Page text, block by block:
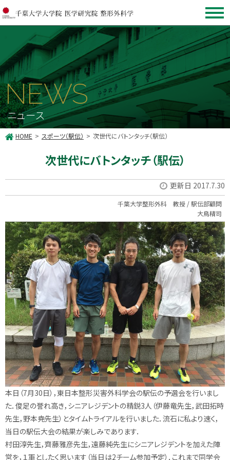
NEWS
ニュース
HOME スポーツ（駅伝） 次世代にバトンタッチ（駅伝）
次世代にバトンタッチ（駅伝）
更新日 2017.7.30
千葉大学整形外科 教授 / 駅伝部顧問
大鳥精司
本日（7月30日），東日本整形災害外科学会の駅伝の予選会を行いまし
た．俊足の誉れ高き，シニアレジデントの精鋭3人（伊藤竜先生， 武田拓時
先生，野本尭先生）とタイムトライアルを行いました．流石に私より速く，
当日の駅伝大会の結果が楽しみであります．
村田淳先生，齊藤雅彦先生，遠藤純先生にシニアレジデントを加えた陣
営を，１軍としたく思います（当日は2チーム参加予定）．これまで同学会